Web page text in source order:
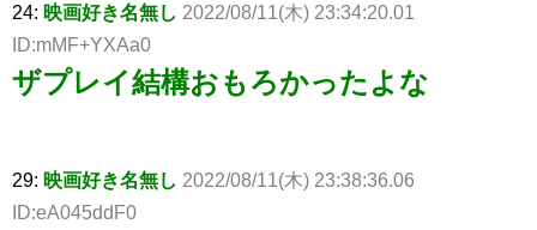
24: 映画好き名無し 2022/08/11(木) 23:34:20.01
ID:mMF+YXAa0
ザプレイ結構おもろかったよな
29: 映画好き名無し 2022/08/11(木) 23:38:36.06
ID:eA045ddF0